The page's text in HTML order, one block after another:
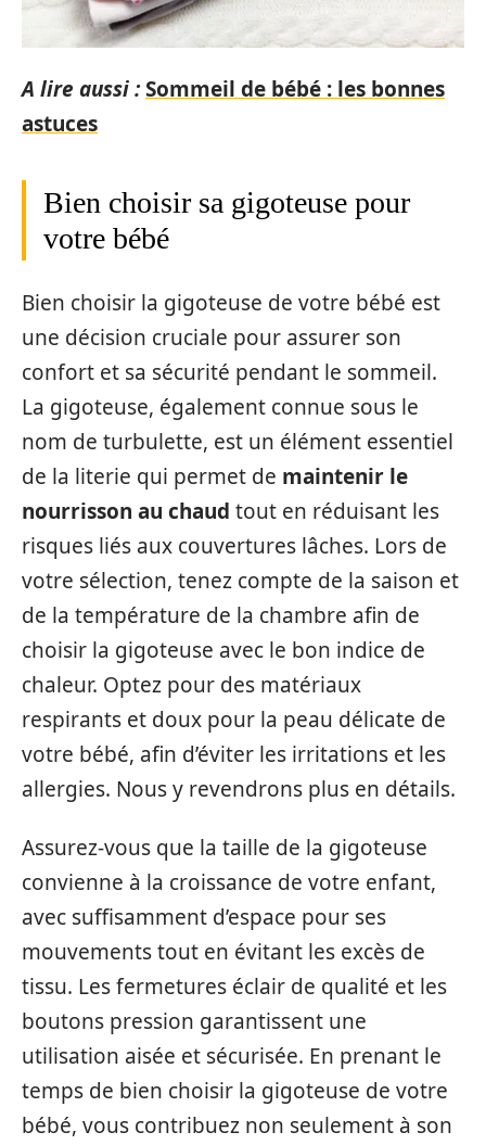
A lire aussi :Sommeil de bébé : les bonnes
astuces
Bien choisir sa gigoteuse pour
votre bébé
Bien choisir la gigoteuse de votre bébé est
une décision cruciale pour assurer son
confort et sa sécurité pendant le sommeil.
La gigoteuse, également connue sous le
nom de turbulette, est un élément essentiel
de la literie qui permet de maintenir le
nourrisson au chaud tout en réduisant les
risques liés aux couvertures lâches. Lors de
votre sélection, tenez compte de la saison et
de la température de la chambre afin de
choisir la gigoteuse avec le bon indice de
chaleur. Optez pour des matériaux
respirants et doux pour la peau délicate de
votre bébé, afin d’éviter les irritations et les
allergies. Nous y revendrons plus en détails.
Assurez-vous que la taille de la gigoteuse
convienne à la croissance de votre enfant,
avec suffisamment d’espace pour ses
mouvements tout en évitant les excès de
tissu. Les fermetures éclair de qualité et les
boutons pression garantissent une
utilisation aisée et sécurisée. En prenant le
temps de bien choisir la gigoteuse de votre
bébé, vous contribuez non seulement à son